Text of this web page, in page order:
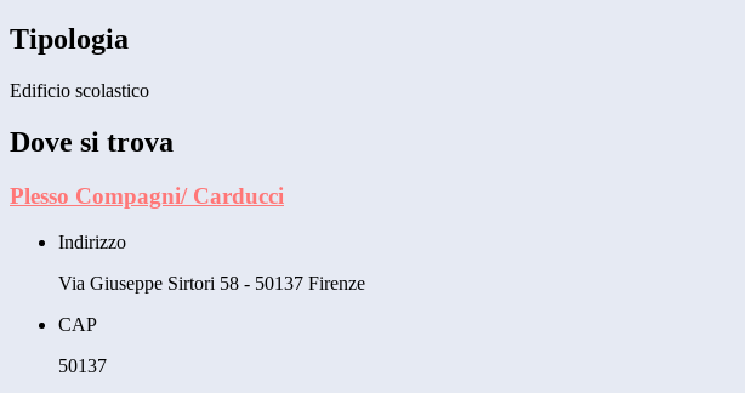
Tipologia
Edificio scolastico
Dove si trova
Plesso Compagni/ Carducci
Indirizzo
Via Giuseppe Sirtori 58 - 50137 Firenze
CAP
50137